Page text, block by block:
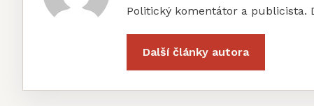
Politický komentátor a publicista.
Další články autora